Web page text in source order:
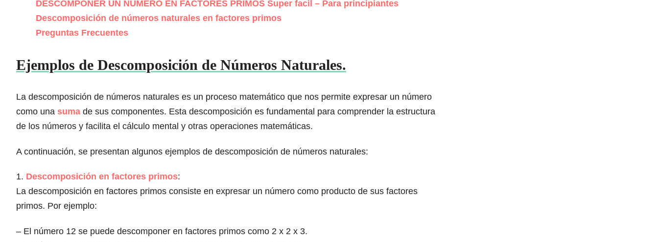
DESCOMPONER UN NUMERO EN FACTORES PRIMOS Super facil – Para principiantes
Descomposición de números naturales en factores primos
Preguntas Frecuentes
Ejemplos de Descomposición de Números Naturales.
La descomposición de números naturales es un proceso matemático que nos permite expresar un número
como una suma de sus componentes. Esta descomposición es fundamental para comprender la estructura
de los números y facilita el cálculo mental y otras operaciones matemáticas.
A continuación, se presentan algunos ejemplos de descomposición de números naturales:
1. Descomposición en factores primos:
La descomposición en factores primos consiste en expresar un número como producto de sus factores
primos. Por ejemplo:
– El número 12 se puede descomponer en factores primos como 2 x 2 x 3.